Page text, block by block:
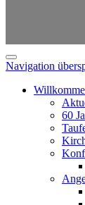
Navigation
60